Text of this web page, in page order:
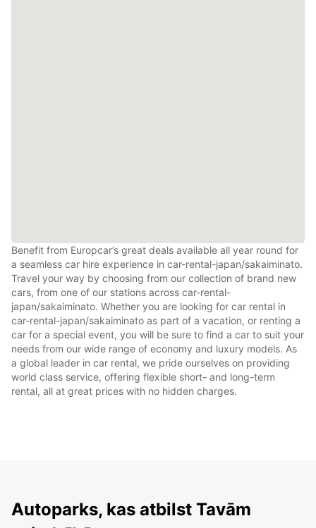
Benefit from Europcar’s great deals available all year round for
a seamless car hire experience in car-rental-japan/sakaiminato.
Travel your way by choosing from our collection of brand new
cars, from one of our stations across car-rental-
japan/sakaiminato. Whether you are looking for car rental in
car-rental-japan/sakaiminato as part of a vacation, or renting a
car for a special event, you will be sure to find a car to suit your
needs from our wide range of economy and luxury models. As
a global leader in car rental, we pride ourselves on providing
world class service, offering flexible short- and long-term
rental, all at great prices with no hidden charges.
Autoparks, kas atbilst Tavām